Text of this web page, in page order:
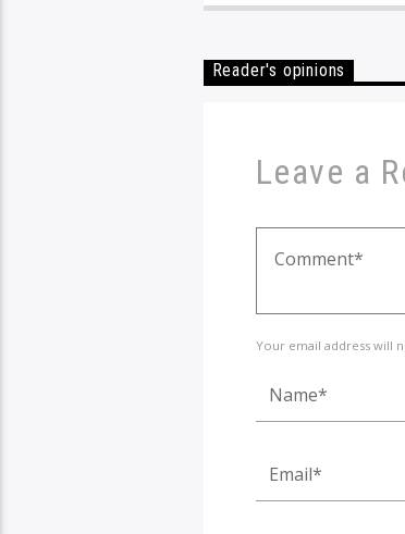
Reader's opinions
Leave a
Your email address will